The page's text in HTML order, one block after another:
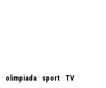
· olimpiada · sport · TV